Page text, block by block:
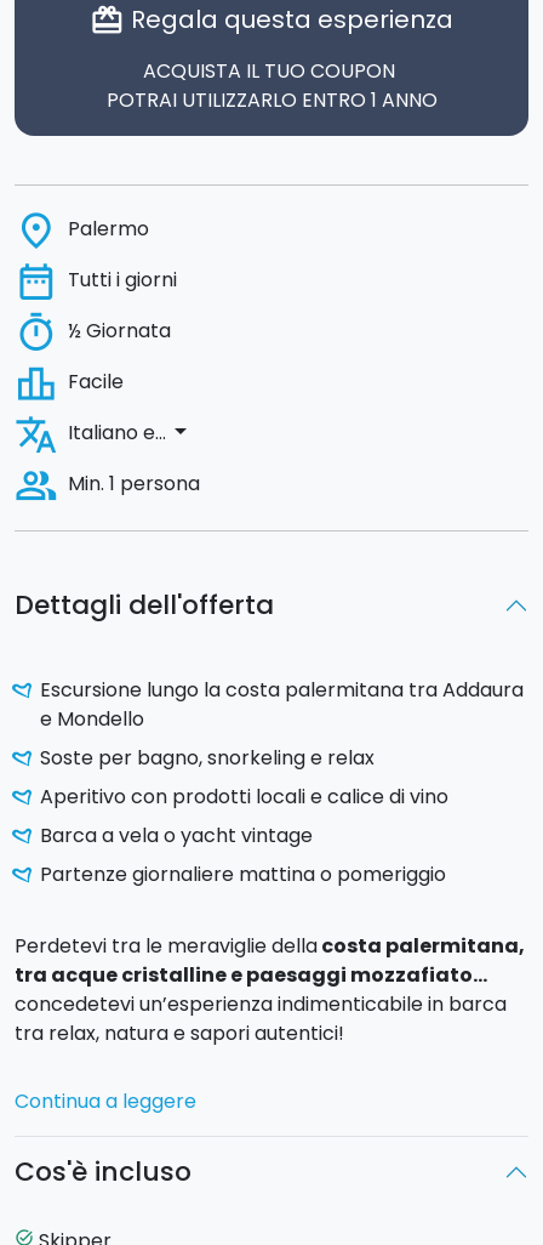
Dettagli dell'offerta
Escursione lungo la costa palermitana tra Addaura
e Mondello
Soste per bagno, snorkeling e relax
Aperitivo con prodotti locali e calice di vino
Barca a vela o yacht vintage
Partenze giornaliere mattina o pomeriggio
Perdetevi tra le meraviglie dellacosta palermitana,
tra acque cristalline e paesaggi mozzafiato…
concedetevi un’esperienza indimenticabile in barca
tra relax, natura e sapori autentici!
Salite a bordo per un’escursione lungo uno dei tratti
più affascinanti del Mediterraneo. Navigherete dalla
Mondello, passando per la
e
potrete godervi soste per il bagno, momenti di
Continua a leggere
Cos'è incluso
task_alt
card_giftcard Regala questa esperienza
ACQUISTA IL TUO COUPON
POTRAI UTILIZZARLO ENTRO 1 ANNO
place Palermo
date_range Tutti i giorni
timer ½ Giornata
leaderboard Facile
translate Italiano e... arrow_drop_down
people_alt Min. 1 persona